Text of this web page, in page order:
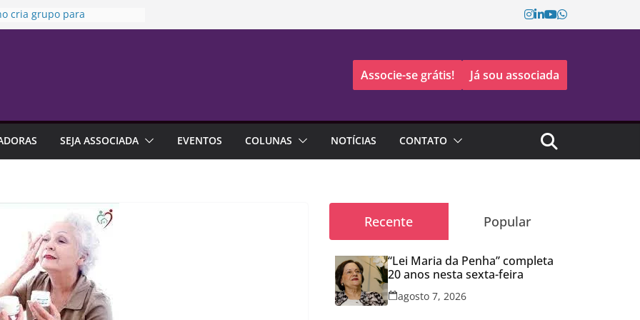
cria grupo para
uso de seguros em
indica que endividamento
da série histórica
Associe-se grátis! Já sou associada
SEJA ASSOCIADA EVENTOS COLUNAS NOTÍCIAS CONTATO
Recente Popular
“Lei Maria da Penha” completa
20 anos nesta sexta-feira
agosto 7, 2026